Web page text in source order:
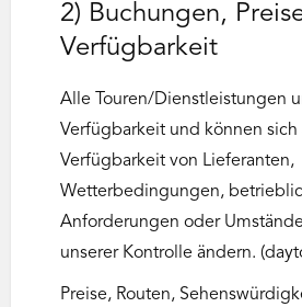
2) Buchungen,
Verfügbarkeit
Alle Touren/Dienstleistungen
Verfügbarkeit und können
Verfügbarkeit von Lieferanten,
Wetterbedingungen,
Anforderungen oder
unserer Kontrolle ändern.
Preise, Routen,